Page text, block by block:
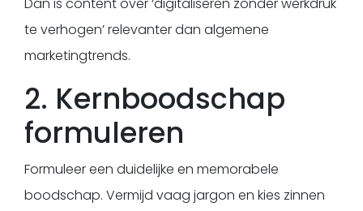
te verhogen’ relevanter dan algemene
marketingtrends.
2. Kernboodschap
formuleren
Formuleer een duidelijke en memorabele
boodschap. Vermijd vaag jargon en kies zinnen